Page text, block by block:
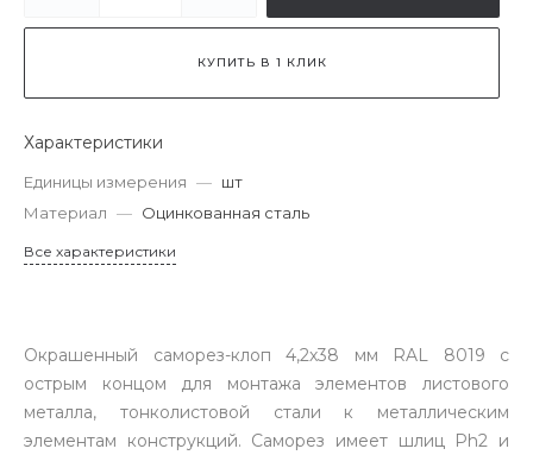
КУПИТЬ В 1 КЛИК
Характеристики
Единицы измерения — шт
Материал — Оцинкованная сталь
Все характеристики
Окрашенный саморез-клоп 4,2х38 мм RAL 8019 с
острым концом для монтажа элементов листового
металла, тонколистовой стали к металлическим
элементам конструкций. Саморез имеет шлиц Ph2 и